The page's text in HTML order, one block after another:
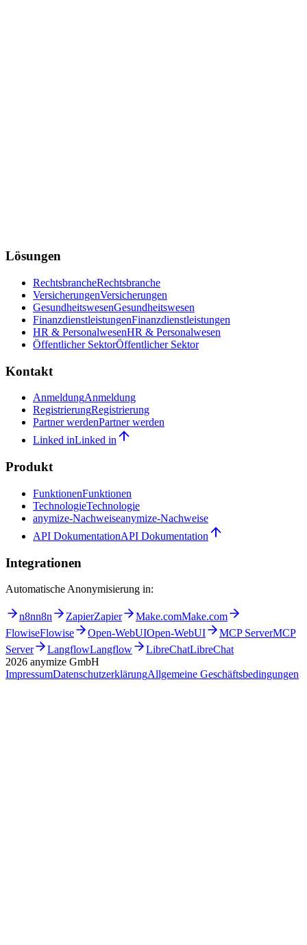
Lösungen
RechtsbrancheRechtsbranche
VersicherungenVersicherungen
GesundheitswesenGesundheitswesen
FinanzdienstleistungenFinanzdienstleistungen
HR & PersonalwesenHR & Personalwesen
Öffentlicher SektorÖffentlicher Sektor
Kontakt
AnmeldungAnmeldung
RegistrierungRegistrierung
Partner werdenPartner werden
Linked inLinked in
Produkt
FunktionenFunktionen
TechnologieTechnologie
anymize-Nachweiseanymize-Nachweise
API DokumentationAPI Dokumentation
Integrationen
Automatische Anonymisierung in:
n8nn8n ZapierZapier Make.comMake.com
FlowiseFlowise Open-WebUIOpen-WebUI MCP ServerMCP
Server
LangflowLangflow LibreChatLibreChat
2026 anymize GmbH
ImpressumDatenschutzerklärungAllgemeine Geschäftsbedingungen